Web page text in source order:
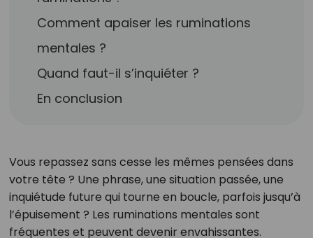
Comment apaiser les ruminations
mentales ?
Quand faut-il s’inquiéter ?
En conclusion
Vous repassez sans cesse les mêmes pensées dans
votre tête ? Une phrase, une situation passée, une
inquiétude future qui tourne en boucle, parfois jusqu’à
l’épuisement ? Les ruminations mentales sont
fréquentes et peuvent devenir envahissantes.